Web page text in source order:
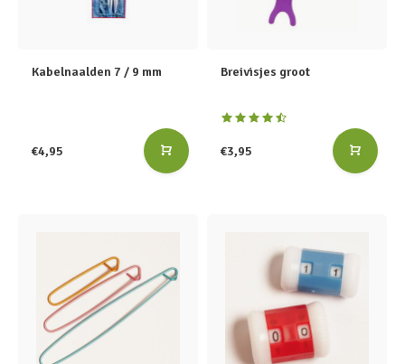
Kabelnaalden 7 / 9 mm
€4,95
Breivisjes groot
€3,95